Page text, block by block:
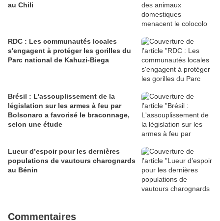
au Chili
RDC : Les communautés locales
s'engagent à protéger les gorilles du
Parc national de Kahuzi-Biega
Brésil : L'assouplissement de la
législation sur les armes à feu par
Bolsonaro a favorisé le braconnage,
selon une étude
Lueur d’espoir pour les dernières
populations de vautours charognards
au Bénin
Commentaires